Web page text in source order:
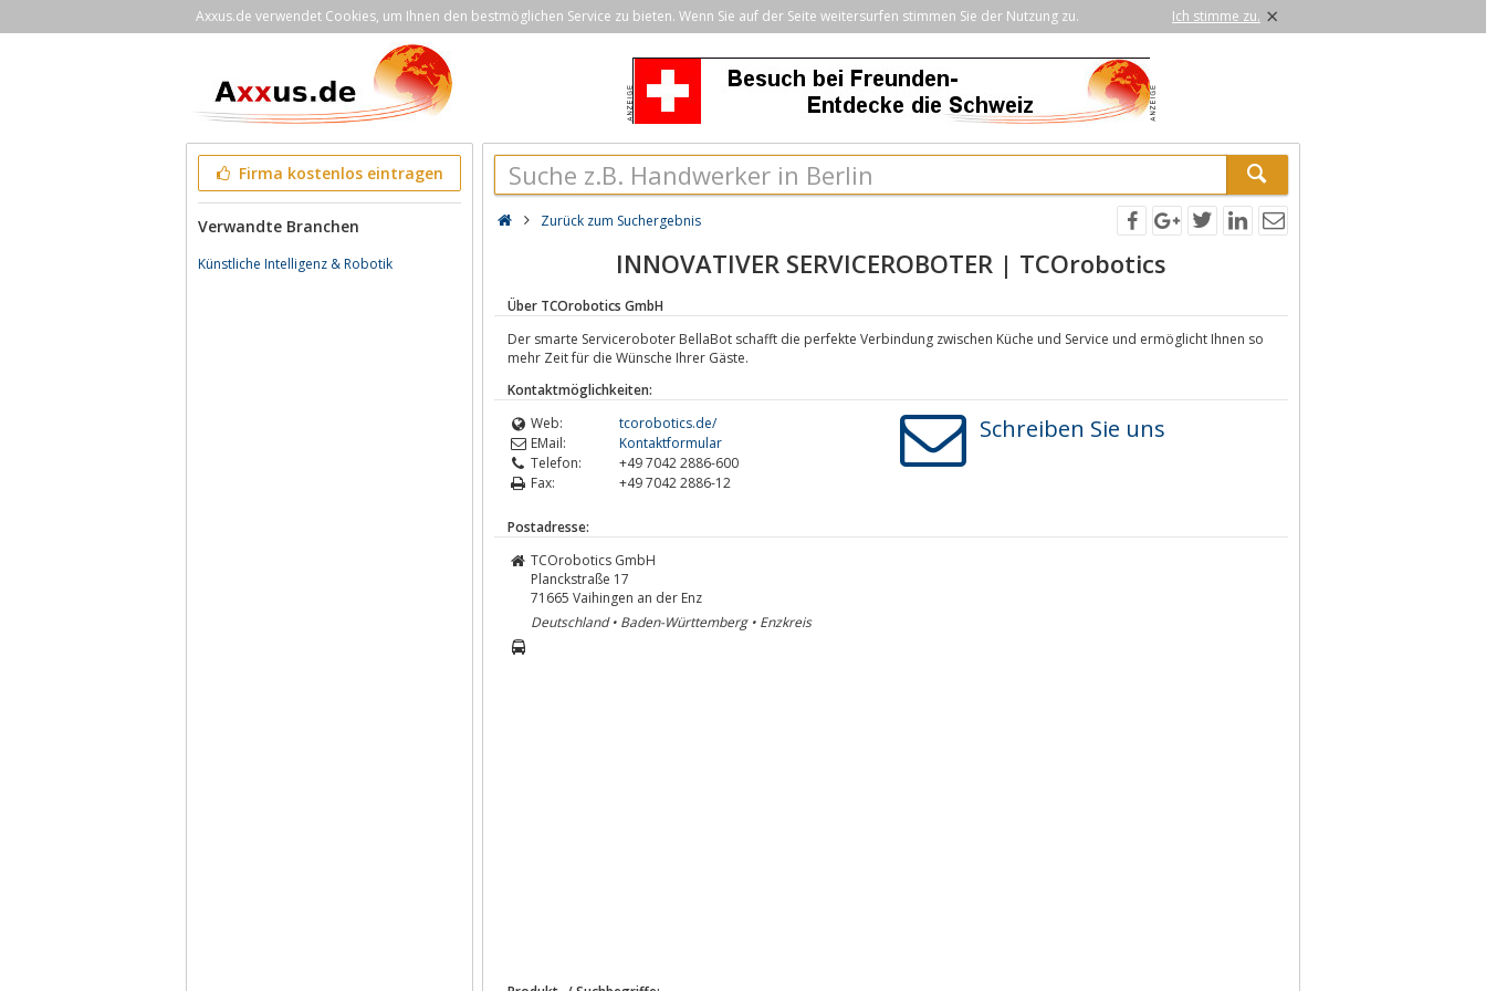
Axxus.de verwendet Cookies, um Ihnen den bestmöglichen Service zu bieten. Wenn Sie auf der Seite weitersurfen stimmen Sie der Nutzung zu. Ich stimme zu. ×
Firma kostenlos eintragen
Verwandte Branchen
Künstliche Intelligenz & Robotik
Zurück zum Suchergebnis
INNOVATIVER SERVICEROBOTER | TCOrobotics
Über TCOrobotics GmbH
Der smarte Serviceroboter BellaBot schafft die perfekte Verbindung zwischen Küche und Service und ermöglicht Ihnen so
mehr Zeit für die Wünsche Ihrer Gäste.
Kontaktmöglichkeiten:
Web:
tcorobotics.de/
EMail:
Kontaktformular
Telefon:
+49 7042 2886-600
Fax:
+49 7042 2886-12
Schreiben Sie uns
Postadresse:
TCOrobotics GmbH
Planckstraße 17
71665 Vaihingen an der Enz
Deutschland • Baden-Württemberg • Enzkreis